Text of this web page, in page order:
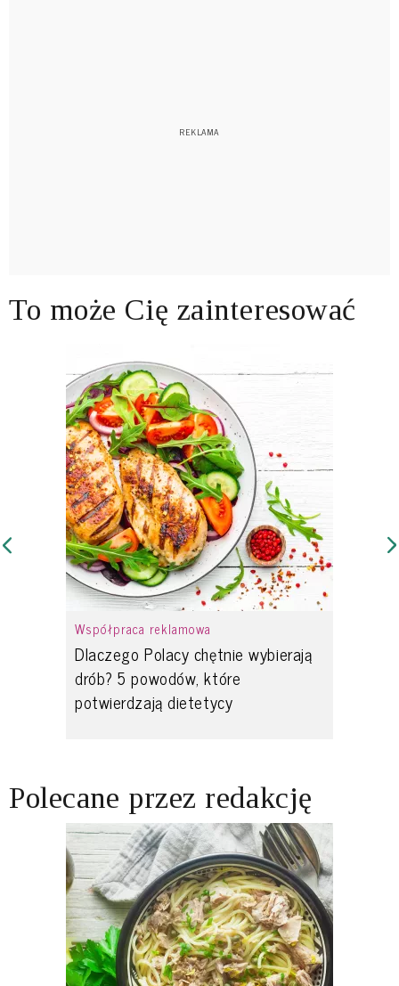
To może Cię zainteresować
Współpraca reklamowa
Dlaczego Polacy chętnie wybierają
drób? 5 powodów, które
potwierdzają dietetycy
Polecane przez redakcję